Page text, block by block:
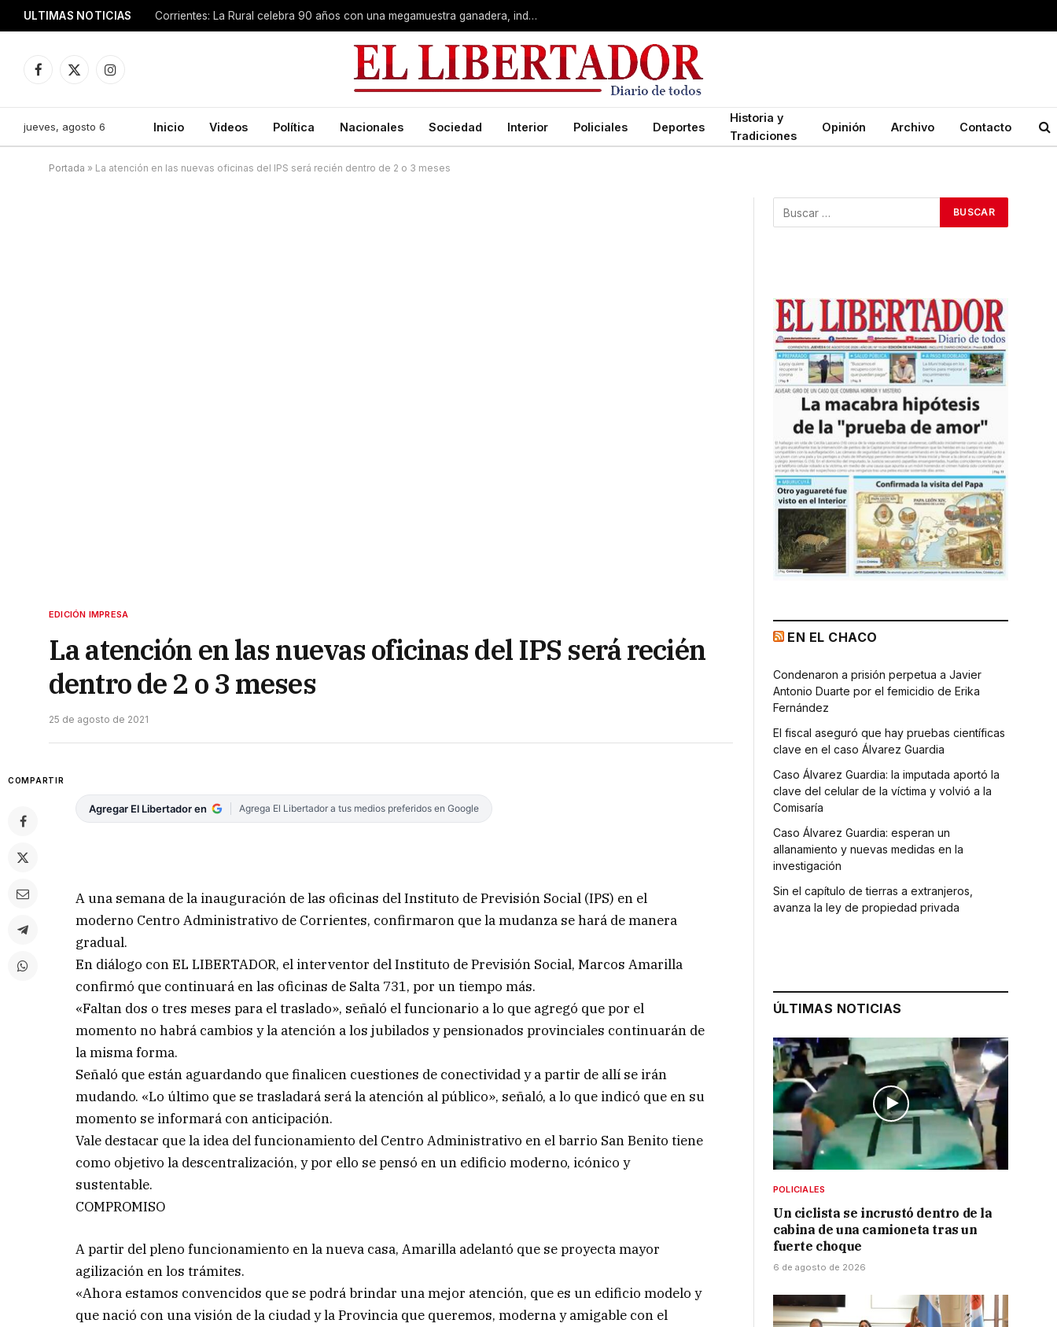
ULTIMAS NOTICIAS Corrientes: La Rural celebra 90 años con una megamuestra ganadera, industrial y artística
Facebook
X
Instagram
jueves, agosto 6 Inicio Videos Política Nacionales Sociedad Interior Policiales Deportes
Historia y
Tradiciones
Opinión Archivo Contacto
Portada » La atención en las nuevas oficinas del IPS será recién dentro de 2 o 3 meses
EDICIÓN IMPRESA
La atención en las nuevas oficinas del IPS será recién
dentro de 2 o 3 meses
25 de agosto de 2021
COMPARTIR
Agregar El Libertador en Agrega El Libertador a tus medios preferidos en Google
A una semana de la inauguración de las oficinas del Instituto de Previsión Social (IPS) en el
moderno Centro Administrativo de Corrientes, confirmaron que la mudanza se hará de manera
gradual.
En diálogo con EL LIBERTADOR, el interventor del Instituto de Previsión Social, Marcos Amarilla
confirmó que continuará en las oficinas de Salta 731, por un tiempo más.
«Faltan dos o tres meses para el traslado», señaló el funcionario a lo que agregó que por el
momento no habrá cambios y la atención a los jubilados y pensionados provinciales continuarán de
la misma forma.
Señaló que están aguardando que finalicen cuestiones de conectividad y a partir de allí se irán
mudando. «Lo último que se trasladará será la atención al público», señaló, a lo que indicó que en su
momento se informará con anticipación.
Vale destacar que la idea del funcionamiento del Centro Administrativo en el barrio San Benito tiene
como objetivo la descentralización, y por ello se pensó en un edificio moderno, icónico y
sustentable.
COMPROMISO
A partir del pleno funcionamiento en la nueva casa, Amarilla adelantó que se proyecta mayor
agilización en los trámites.
«Ahora estamos convencidos que se podrá brindar una mejor atención, que es un edificio modelo y
que nació con una visión de la ciudad y la Provincia que queremos, moderna y amigable con el
EN EL CHACO
Condenaron a prisión perpetua a Javier
Antonio Duarte por el femicidio de Erika
Fernández
El fiscal aseguró que hay pruebas científicas
clave en el caso Álvarez Guardia
Caso Álvarez Guardia: la imputada aportó la
clave del celular de la víctima y volvió a la
Comisaría
Caso Álvarez Guardia: esperan un
allanamiento y nuevas medidas en la
investigación
Sin el capítulo de tierras a extranjeros,
avanza la ley de propiedad privada
ÚLTIMAS NOTICIAS
POLICIALES
Un ciclista se incrustó dentro de la
cabina de una camioneta tras un
fuerte choque
6 de agosto de 2026